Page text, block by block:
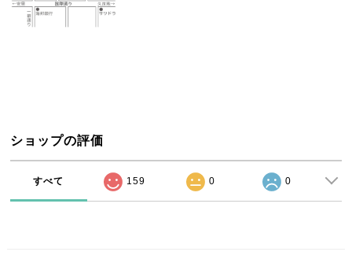
ショップの評価
すべて 159 0 0